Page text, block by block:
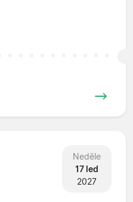
Neděle
17 led
2027